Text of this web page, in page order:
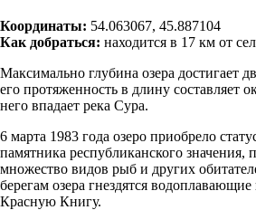
Координаты: 54.063067, 45.887104
Как добраться: находится в 17 км от
Максимально глубина озера достигает
его протяженность в длину составляет
него впадает река Сура.
6 марта 1983 года озеро приобрело
памятника республиканского значения,
множество видов рыб и других
берегам озера гнездятся
Красную Книгу.